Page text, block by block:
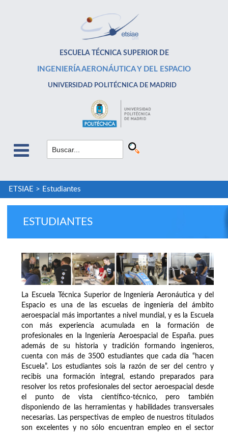
ESCUELA TÉCNICA SUPERIOR DE
INGENIERÍA AERONÁUTICA Y DEL ESPACIO
UNIVERSIDAD POLITÉCNICA DE MADRID
ETSIAE > Estudiantes
ESTUDIANTES
La Escuela Técnica Superior de Ingeniería Aeronáutica y del
Espacio es una de las escuelas de ingeniería del ámbito
aeroespacial más importantes a nivel mundial, y es la Escuela
con más experiencia acumulada en la formación de
profesionales en la Ingeniería Aeroespacial de España. pues
además de su historia y tradición formando ingenieros,
cuenta con más de 3500 estudiantes que cada día “hacen
Escuela”. Los estudiantes sois la razón de ser del centro y
recibís una formación integral, estando preparados para
resolver los retos profesionales del sector aeroespacial desde
el punto de vista científico-técnico, pero también
disponiendo de las herramientas y habilidades transversales
necesarias. Las perspectivas de empleo de nuestros titulados
son excelentes y no sólo encuentran empleo en el sector